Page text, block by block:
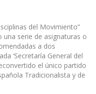
del Movimiento”
serie de asignaturas o
a dos
‘Secretaría General del
el único partido
Tradicionalista y de